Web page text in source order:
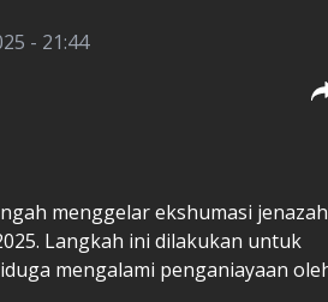
- 21:44
menggelar ekshumasi jenazah
Langkah ini dilakukan untuk
mengalami penganiayaan